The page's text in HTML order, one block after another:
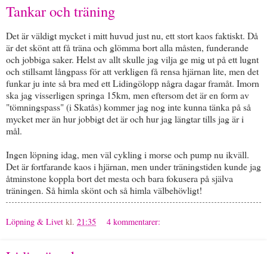
Tankar och träning
Det är väldigt mycket i mitt huvud just nu, ett stort kaos faktiskt. Då
är det skönt att få träna och glömma bort alla måsten, funderande
och jobbiga saker. Helst av allt skulle jag vilja ge mig ut på ett lugnt
och stillsamt långpass för att verkligen få rensa hjärnan lite, men det
funkar ju inte så bra med ett Lidingölopp några dagar framåt. Imorn
ska jag visserligen springa 15km, men eftersom det är en form av
"tömningspass" (i Skatås) kommer jag nog inte kunna tänka på så
mycket mer än hur jobbigt det är och hur jag längtar tills jag är i
mål.
Ingen löpning idag, men väl cykling i morse och pump nu ikväll.
Det är fortfarande kaos i hjärnan, men under träningstiden kunde jag
åtminstone koppla bort det mesta och bara fokusera på själva
träningen. Så himla skönt och så himla välbehövligt!
Löpning & Livet kl. 21:35 4 kommentarer: